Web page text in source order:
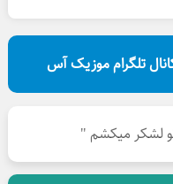
تلگرام موزیک آس
تو لشکر میکشم "